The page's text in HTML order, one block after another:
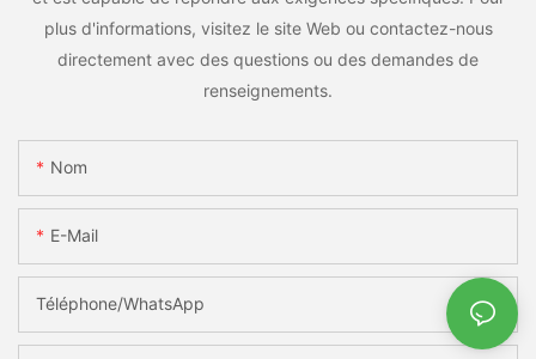
plus d'informations, visitez le site Web ou contactez-nous
directement avec des questions ou des demandes de
renseignements.
Nom
E-Mail
Téléphone/WhatsApp